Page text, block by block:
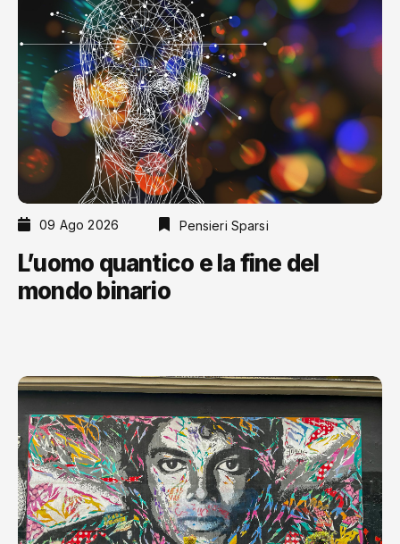
09 Ago 2026 Pensieri Sparsi
L’uomo quantico e la fine del
mondo binario